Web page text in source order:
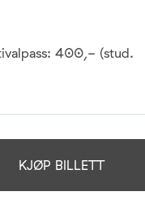
400,- (stud.
KJØP BILLETT